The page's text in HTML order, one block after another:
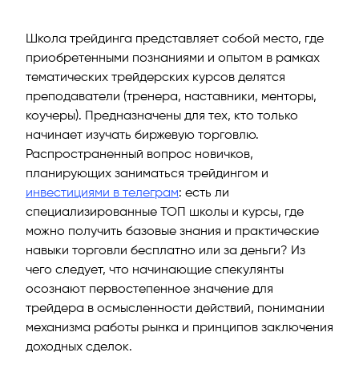
Школа трейдинга представляет собой место, где
приобретенными познаниями и опытом в рамках
тематических трейдерских курсов делятся
преподаватели (тренера, наставники, менторы,
коучеры). Предназначены для тех, кто только
начинает изучать биржевую торговлю.
Распространенный вопрос новичков,
планирующих заниматься трейдингом и
инвестициями в телеграм: есть ли
специализированные ТОП школы и курсы, где
можно получить базовые знания и практические
навыки торговли бесплатно или за деньги? Из
чего следует, что начинающие спекулянты
осознают первостепенное значение для
трейдера в осмысленности действий, понимании
механизма работы рынка и принципов заключения
доходных сделок.